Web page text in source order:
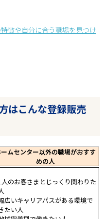
徴や自分に合う職場を見つけ
はこんな登録販売
ムセンター以外の職場がおすす
めの人
人のお客さまとじっくり関わりた
広いキャリアパスがある環境で
たい人